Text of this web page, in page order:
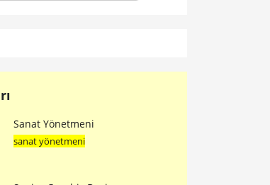
Sanat Yönetmeni
sanat yönetmeni